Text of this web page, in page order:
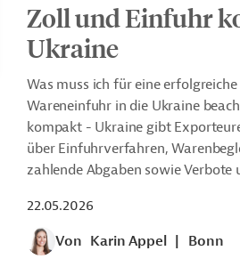
Zoll und Einfuhr
Ukraine
Was muss ich für eine
Wareneinfuhr in die Ukraine
kompakt - Ukraine gibt
über Einfuhrverfahren,
zahlende Abgaben sowie Verbote
22.05.2026
Von Karin Appel
Bonn